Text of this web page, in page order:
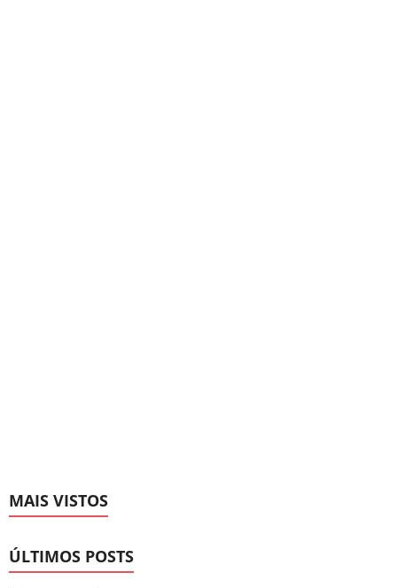
MAIS VISTOS
ÚLTIMOS POSTS